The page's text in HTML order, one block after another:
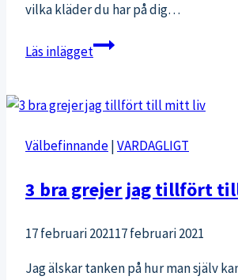
vilka kläder du har på dig…
Läs inläggetVälj
till
Välbefinnande|VARDAGLIGT
3 bra grejer jag tillfört
17 februari 202117 februari 2021
Jag älskar tanken på hur man själv